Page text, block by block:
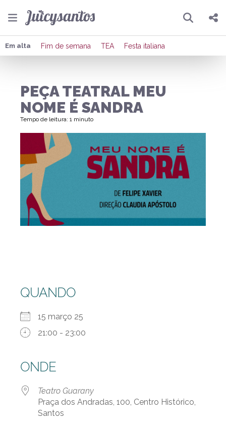
Pesquisar
Compartilhar
Enviar por Whatsapp
Em alta Fim de semana TEA Festa italiana
PEÇA TEATRAL MEU
NOME É SANDRA
Tempo de leitura: 1 minuto
QUANDO
15 março 25
21:00 - 23:00
ONDE
Teatro Guarany
Praça dos Andradas, 100, Centro Histórico,
Santos